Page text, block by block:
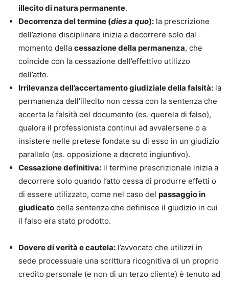
illecito di natura permanente.
Decorrenza del termine (dies a quo): la prescrizione
dell’azione disciplinare inizia a decorrere solo dal
momento della cessazione della permanenza, che
coincide con la cessazione dell’effettivo utilizzo
dell’atto.
Irrilevanza dell’accertamento giudiziale della falsità: la
permanenza dell’illecito non cessa con la sentenza che
accerta la falsità del documento (es. querela di falso),
qualora il professionista continui ad avvalersene o a
insistere nelle pretese fondate su di esso in un giudizio
parallelo (es. opposizione a decreto ingiuntivo).
Cessazione definitiva: il termine prescrizionale inizia a
decorrere solo quando l’atto cessa di produrre effetti o
di essere utilizzato, come nel caso del passaggio in
giudicato della sentenza che definisce il giudizio in cui
il falso era stato prodotto.
Dovere di verità e cautela: l’avvocato che utilizzi in
sede processuale una scrittura ricognitiva di un proprio
credito personale (e non di un terzo cliente) è tenuto ad